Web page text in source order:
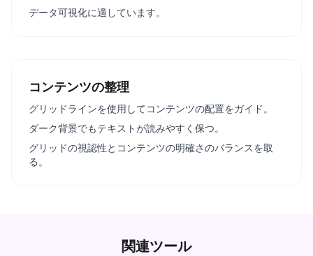
データ可視化に適しています。
コンテンツの整理
グリッドラインを使用してコンテンツの配置をガイド。
ダーク背景でもテキストが読みやすく保つ。
グリッドの視認性とコンテンツの明確さのバランスを取
る。
関連ツール